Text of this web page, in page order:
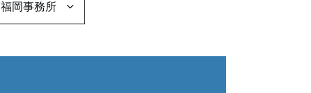
福岡事務所